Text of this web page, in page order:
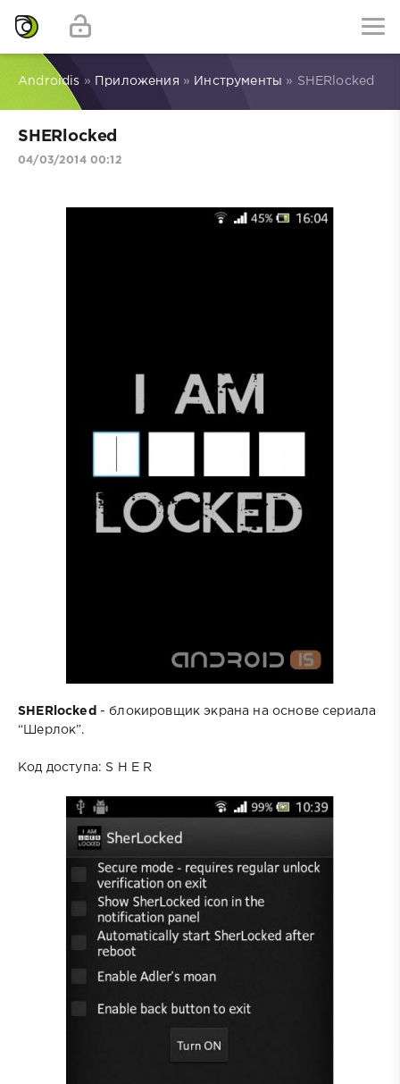
Androidis » Приложения » Инструменты » SHERlocked
SHERlocked
04/03/2014 00:12
SHERlocked - блокировщик экрана на основе сериала
“Шерлок”.
Код доступа: S H E R